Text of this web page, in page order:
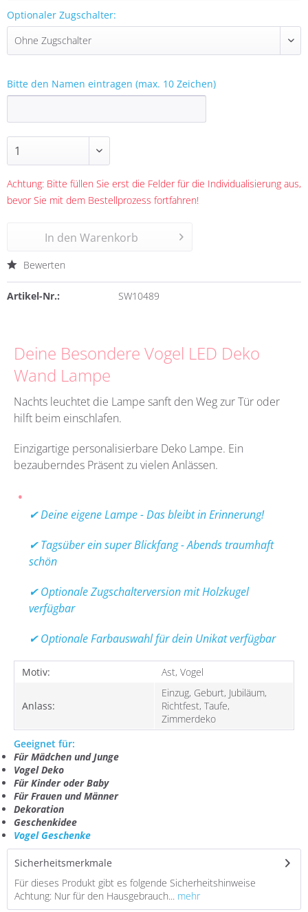
Optionaler Zugschalter:
Bitte den Namen eintragen (max. 10 Zeichen)
Achtung: Bitte füllen Sie erst die Felder für die Individualisierung aus,
bevor Sie mit dem Bestellprozess fortfahren!
In den Warenkorb
Bewerten
Artikel-Nr.: SW10489
Deine Besondere Vogel LED Deko
Wand Lampe
Nachts leuchtet die Lampe sanft den Weg zur Tür oder
hilft beim einschlafen.
Einzigartige personalisierbare Deko Lampe. Ein
bezauberndes Präsent zu vielen Anlässen.
✔ Deine eigene Lampe - Das bleibt in Erinnerung!
✔ Tagsüber ein super Blickfang - Abends traumhaft
schön
✔ Optionale Zugschalterversion mit Holzkugel
verfügbar
✔ Optionale Farbauswahl für dein Unikat verfügbar
Motiv: Ast, Vogel
Anlass:
Einzug, Geburt, Jubiläum,
Richtfest, Taufe,
Zimmerdeko
Geeignet für:
Für Mädchen und Junge
Vogel Deko
Für Kinder oder Baby
Für Frauen und Männer
Dekoration
Geschenkidee
Vogel Geschenke
Sicherheitsmerkmale
Für dieses Produkt gibt es folgende Sicherheitshinweise
Achtung: Nur für den Hausgebrauch... mehr